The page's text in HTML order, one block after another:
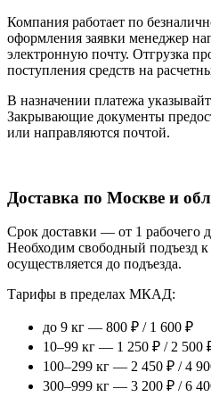
Компания работает по
оформления заявки менеджер
электронную почту. Отгрузка
поступления средств на
В назначении платежа
Закрывающие документы
или направляются почтой.
Доставка по Москве и
Срок доставки — от 1 рабочего
Необходим свободный подъезд к
осуществляется до подъезда.
Тарифы в пределах МКАД:
до 9 кг — 800 ₽ / 1 600 ₽
10–99 кг — 1 250 ₽ / 2 500
100–299 кг — 2 450 ₽ / 4
300–999 кг — 3 200 ₽ / 6